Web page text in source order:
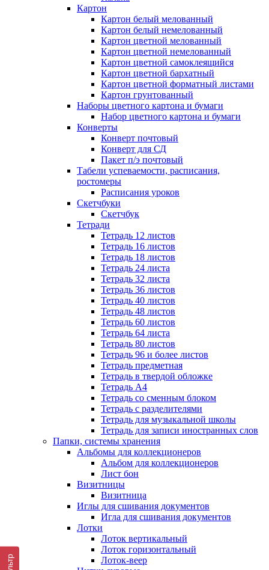
Картон
Картон белый мелованный
Картон белый немелованный
Картон цветной мелованный
Картон цветной немелованный
Картон цветной самоклеящийся
Картон цветной бархатный
Картон цветной форматный листами
Картон грунтованный
Наборы цветного картона и бумаги
Набор цветного картона и бумаги
Конверты
Конверт почтовый
Конверт для СД
Пакет п/э почтовый
Табели успеваемости, расписания,
ростомеры
Расписания уроков
Скетчбуки
Скетчбук
Тетради
Тетрадь 12 листов
Тетрадь 16 листов
Тетрадь 18 листов
Тетрадь 24 листа
Тетрадь 32 листа
Тетрадь 36 листов
Тетрадь 40 листов
Тетрадь 48 листов
Тетрадь 60 листов
Тетрадь 64 листа
Тетрадь 80 листов
Тетрадь 96 и более листов
Тетрадь предметная
Тетрадь в твердой обложке
Тетрадь А4
Тетрадь со сменным блоком
Тетрадь с разделителями
Тетрадь для музыкальной школы
Тетрадь для записи иностранных слов
Папки, системы хранения
Альбомы для коллекционеров
Альбом для коллекционеров
Лист бон
Визитницы
Визитница
Иглы для сшивания документов
Игла для сшивания документов
Лотки
Лоток вертикальный
Лоток горизонтальный
Лоток-веер